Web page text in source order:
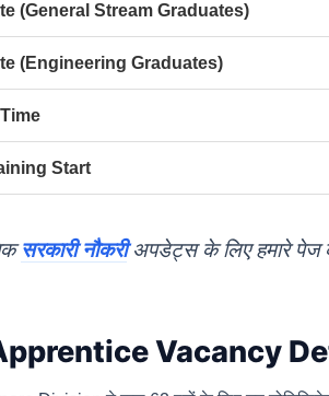
(General Stream Graduates)
(Engineering Graduates)
Start
सरकारी नौकरीअपडेट्स के लिए हमारे पेज
Vacancy